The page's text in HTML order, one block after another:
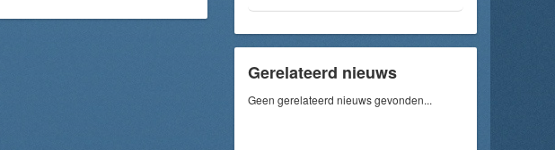
Gerelateerd nieuws
Geen gerelateerd nieuws gevonden...